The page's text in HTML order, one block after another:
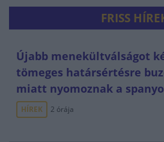
FRISS
Újabb menekültválságot
tömeges határsértésre
miatt nyomoznak a
HÍREK 2 órája